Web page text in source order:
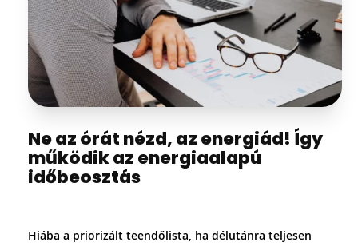
Ne az órát nézd, az energiád! Így
működik az energiaalapú
időbeosztás
Hiába a priorizált teendőlista, ha délutánra teljesen